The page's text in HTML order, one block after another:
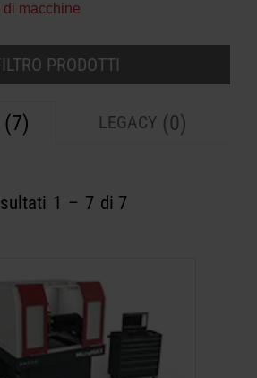
macchine
PRODOTTI
(7) LEGACY (0)
1 – 7 di 7